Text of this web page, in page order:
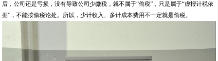
后，公司还是亏损，没有导致公司少缴税，就不属于“偷税”，只是属于“虚报计税依
据”，不能按偷税论处。所以，少计收入、多计成本费用不一定就是偷税。